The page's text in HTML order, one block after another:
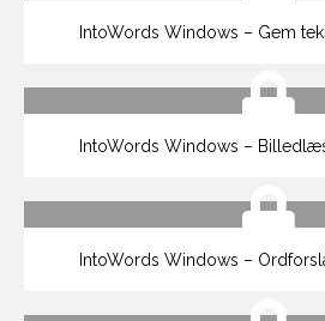
IntoWords Windows – Gem
IntoWords Windows –
IntoWords Windows –